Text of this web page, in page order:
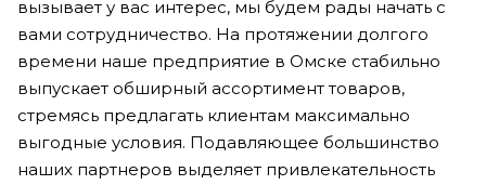
вызывает у вас интерес, мы будем рады начать с
вами сотрудничество. На протяжении долгого
времени наше предприятие в Омске стабильно
выпускает обширный ассортимент товаров,
стремясь предлагать клиентам максимально
выгодные условия. Подавляющее большинство
наших партнеров выделяет привлекательность